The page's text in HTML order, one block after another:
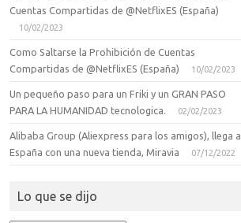
Cuentas Compartidas de @NetflixES (España)
10/02/2023
Como Saltarse la Prohibición de Cuentas
Compartidas de @NetflixES (España)
10/02/2023
Un pequeño paso para un Friki y un GRAN PASO
PARA LA HUMANIDAD tecnologica.
02/02/2023
Alibaba Group (Aliexpress para los amigos), llega a
España con una nueva tienda, Miravia
07/12/2022
Lo que se dijo